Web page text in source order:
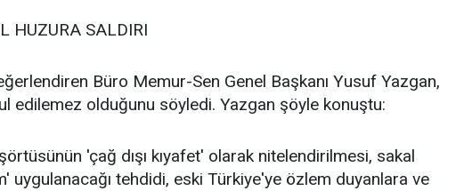
HUZURA SALDIRI
Büro Memur-Sen Genel Başkanı Yusuf Yazgan,
edilemez olduğunu söyledi. Yazgan şöyle konuştu:
'çağ dışı kıyafet' olarak nitelendirilmesi, sakal
uygulanacağı tehdidi, eski Türkiye'ye özlem duyanlara ve